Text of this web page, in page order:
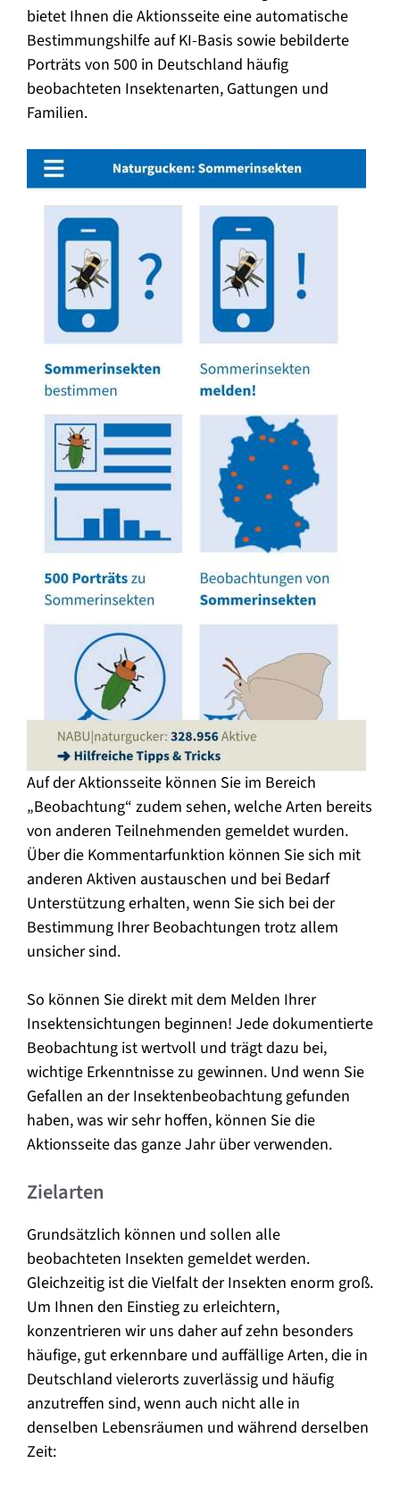
bietet Ihnen die Aktionsseite eine automatische
Bestimmungshilfe auf KI-Basis sowie bebilderte
Porträts von 500 in Deutschland häufig
beobachteten Insektenarten, Gattungen und
Familien.
Auf der Aktionsseite können Sie im Bereich
„Beobachtung“ zudem sehen, welche Arten bereits
von anderen Teilnehmenden gemeldet wurden.
Über die Kommentarfunktion können Sie sich mit
anderen Aktiven austauschen und bei Bedarf
Unterstützung erhalten, wenn Sie sich bei der
Bestimmung Ihrer Beobachtungen trotz allem
unsicher sind.
So können Sie direkt mit dem Melden Ihrer
Insektensichtungen beginnen! Jede dokumentierte
Beobachtung ist wertvoll und trägt dazu bei,
wichtige Erkenntnisse zu gewinnen. Und wenn Sie
Gefallen an der Insektenbeobachtung gefunden
haben, was wir sehr hoffen, können Sie die
Aktionsseite das ganze Jahr über verwenden.
Zielarten
Grundsätzlich können und sollen alle
beobachteten Insekten gemeldet werden.
Gleichzeitig ist die Vielfalt der Insekten enorm groß.
Um Ihnen den Einstieg zu erleichtern,
konzentrieren wir uns daher auf zehn besonders
häufige, gut erkennbare und auffällige Arten, die in
Deutschland vielerorts zuverlässig und häufig
anzutreffen sind, wenn auch nicht alle in
denselben Lebensräumen und während derselben
Zeit: